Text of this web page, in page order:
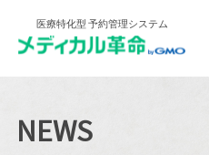
医療特化型 予約管理システム
NEWS